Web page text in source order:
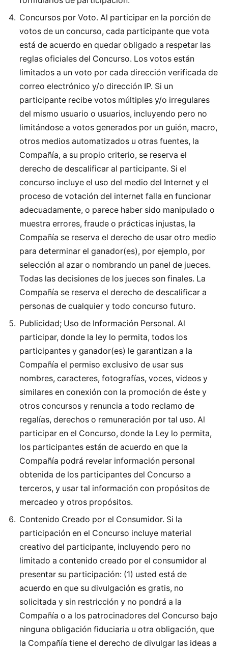
Concursos por Voto. Al participar en la porción de
votos de un concurso, cada participante que vota
está de acuerdo en quedar obligado a respetar las
reglas oficiales del Concurso. Los votos están
limitados a un voto por cada dirección verificada de
correo electrónico y/o dirección IP. Si un
participante recibe votos múltiples y/o irregulares
del mismo usuario o usuarios, incluyendo pero no
limitándose a votos generados por un guión, macro,
otros medios automatizados u otras fuentes, la
Compañía, a su propio criterio, se reserva el
derecho de descalificar al participante. Si el
concurso incluye el uso del medio del Internet y el
proceso de votación del internet falla en funcionar
adecuadamente, o parece haber sido manipulado o
muestra errores, fraude o prácticas injustas, la
Compañía se reserva el derecho de usar otro medio
para determinar el ganador(es), por ejemplo, por
selección al azar o nombrando un panel de jueces.
Todas las decisiones de los jueces son finales. La
Compañía se reserva el derecho de descalificar a
personas de cualquier y todo concurso futuro.
Publicidad; Uso de Información Personal. Al
participar, donde la ley lo permita, todos los
participantes y ganador(es) le garantizan a la
Compañía el permiso exclusivo de usar sus
nombres, caracteres, fotografías, voces, videos y
similares en conexión con la promoción de éste y
otros concursos y renuncia a todo reclamo de
regalías, derechos o remuneración por tal uso. Al
participar en el Concurso, donde la Ley lo permita,
los participantes están de acuerdo en que la
Compañía podrá revelar información personal
obtenida de los participantes del Concurso a
terceros, y usar tal información con propósitos de
mercadeo y otros propósitos.
Contenido Creado por el Consumidor. Si la
participación en el Concurso incluye material
creativo del participante, incluyendo pero no
limitado a contenido creado por el consumidor al
presentar su participación: (1) usted está de
acuerdo en que su divulgación es gratis, no
solicitada y sin restricción y no pondrá a la
Compañía o a los patrocinadores del Concurso bajo
ninguna obligación fiduciaria u otra obligación, que
la Compañía tiene el derecho de divulgar las ideas a